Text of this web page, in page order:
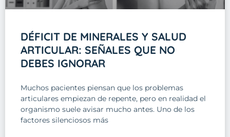
DÉFICIT DE MINERALES Y SALUD
ARTICULAR: SEÑALES QUE NO
DEBES IGNORAR
Muchos pacientes piensan que los problemas
articulares empiezan de repente, pero en realidad el
organismo suele avisar mucho antes. Uno de los
factores silenciosos más